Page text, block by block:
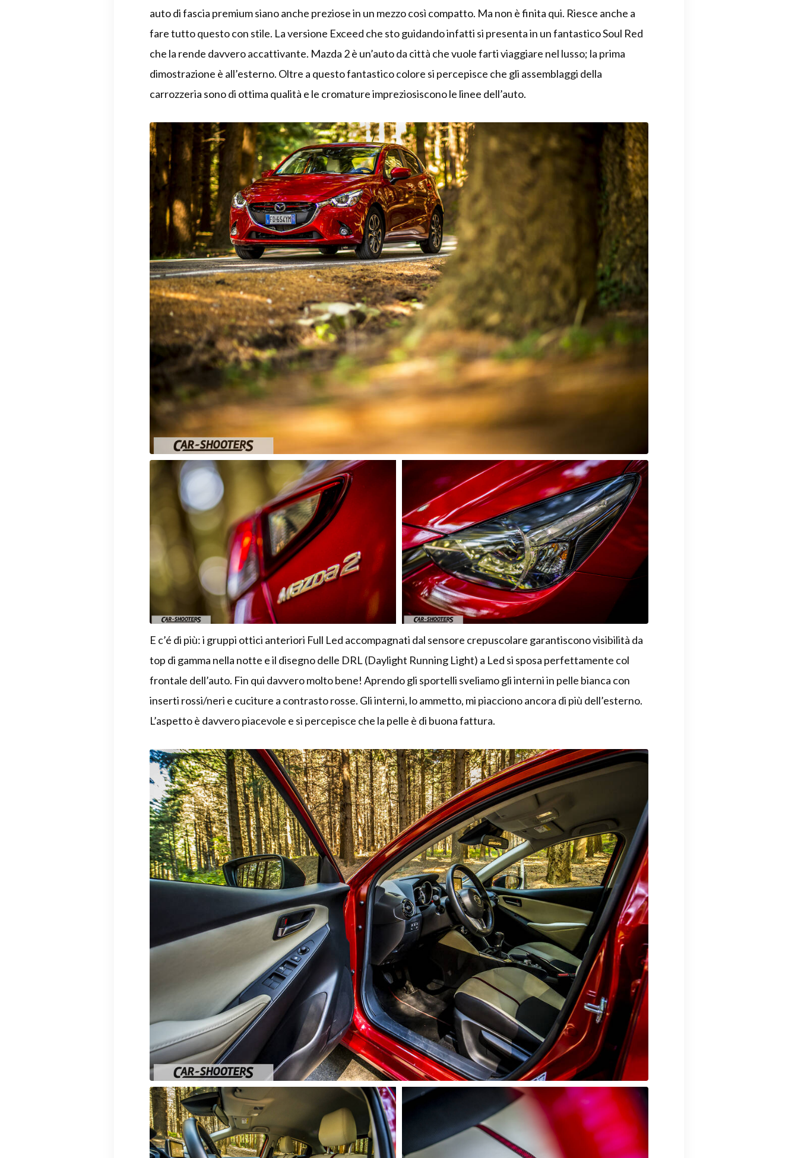
auto di fascia premium siano anche preziose in un mezzo così compatto. Ma non è finita qui. Riesce anche a
fare tutto questo con stile. La versione Exceed che sto guidando infatti si presenta in un fantastico Soul Red
che la rende davvero accattivante. Mazda 2 è un’auto da città che vuole farti viaggiare nel lusso; la prima
dimostrazione è all’esterno. Oltre a questo fantastico colore si percepisce che gli assemblaggi della
carrozzeria sono di ottima qualità e le cromature impreziosiscono le linee dell’auto.
E c’é di più: i gruppi ottici anteriori Full Led accompagnati dal sensore crepuscolare garantiscono visibilità da
top di gamma nella notte e il disegno delle DRL (Daylight Running Light) a Led si sposa perfettamente col
frontale dell’auto. Fin qui davvero molto bene! Aprendo gli sportelli sveliamo gli interni in pelle bianca con
inserti rossi/neri e cuciture a contrasto rosse. Gli interni, lo ammetto, mi piacciono ancora di più dell’esterno.
L’aspetto è davvero piacevole e si percepisce che la pelle è di buona fattura.